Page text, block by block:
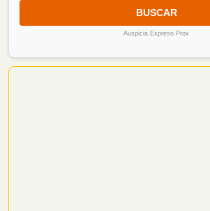
BUSCAR
Auspicia Expreso Prox